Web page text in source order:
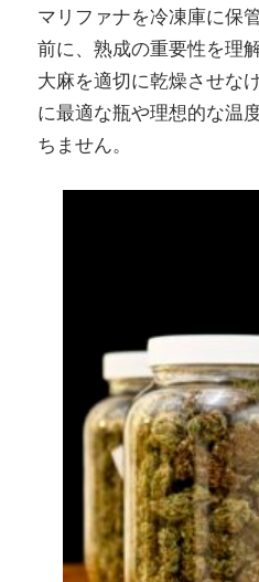
マリファナを冷凍庫に保
前に、熟成の重要性を理
大麻を適切に乾燥させな
に最適な瓶や理想的な温
ちません。